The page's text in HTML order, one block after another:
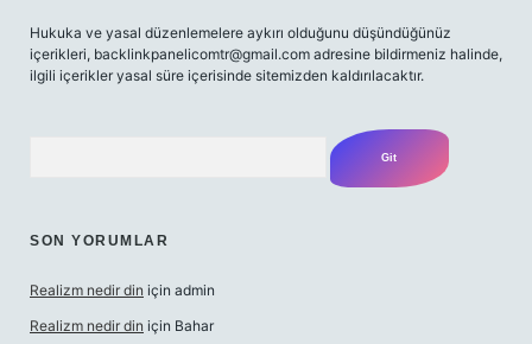
Hukuka ve yasal düzenlemelere aykırı olduğunu düşündüğünüz
içerikleri, backlinkpanelicomtr@gmail.com adresine bildirmeniz halinde,
ilgili içerikler yasal süre içerisinde sitemizden kaldırılacaktır.
SON YORUMLAR
Realizm nedir din için admin
Realizm nedir din için Bahar